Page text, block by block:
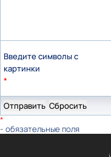
Введите символы с
картинки
*
*
- обязательные поля